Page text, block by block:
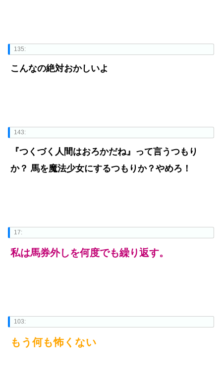
135:
こんなの絶対おかしいよ
143:
『つくづく人間はおろかだね』って言うつもり
か？ 馬を魔法少女にするつもりか？やめろ！
17:
私は馬券外しを何度でも繰り返す。
103:
もう何も怖くない